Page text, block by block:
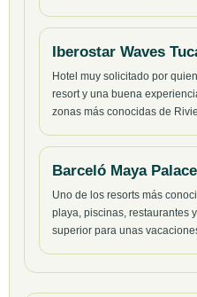
Iberostar Waves
Hotel muy solicitado por
resort y una buena
zonas más conocidas de
Barceló Maya Palace
Uno de los resorts más
playa, piscinas, restaurantes
superior para unas